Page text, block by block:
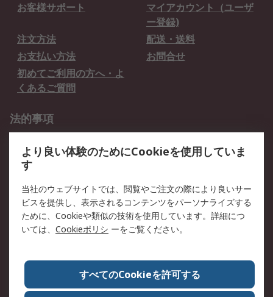
お客様サポート
マイアカウント（ユーザ
ー登録)
注文方法
配送・送料
お支払い方法
お問合せ
初めてご利用の方へ・よ
くあるご質問
法的事項
クッキーポリシー
RSについて
会社概要
採用情報
プレスリリース＆お知ら
コーポレートサイト
全世界のRS
RSの歴史
ESGへの取り組み（英語）
認証について
より良い体験のためにCookieを使用していま
す
当社のウェブサイトでは、閲覧やご注文の際により良いサー
ビスを提供し、表示されるコンテンツをパーソナライズする
ために、Cookieや類似の技術を使用しています。詳細につ
いては、 Cookieポリシ ーをご覧ください。
すべてのCookieを許可する